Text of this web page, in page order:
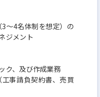
～4名体制を想定）の
ジメント
ク、及び作成業務
事請負契約書、売買